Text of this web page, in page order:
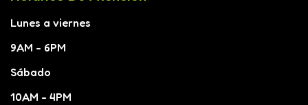
Lunes a viernes
9AM - 6PM
Sábado
10AM - 4PM